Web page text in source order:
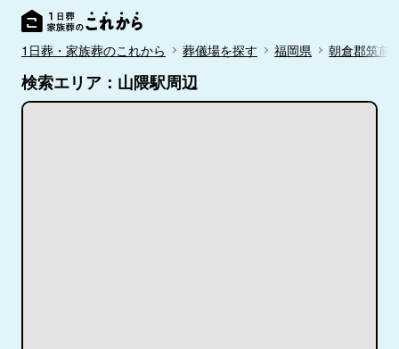
1日葬・家族葬のこれから 葬儀場を探す 福岡県 朝倉郡筑前
検索エリア：山隈駅周辺